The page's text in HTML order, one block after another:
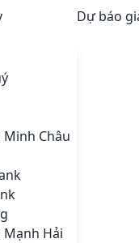
Minh Châu
Mạnh Hải
Dự báo